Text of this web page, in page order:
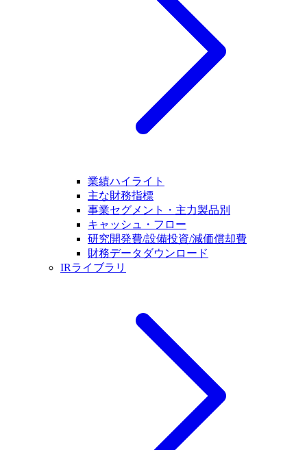
業績ハイライト
主な財務指標
事業セグメント・主力製品別
キャッシュ・フロー
研究開発費/設備投資/減価償却費
財務データダウンロード
IRライブラリ